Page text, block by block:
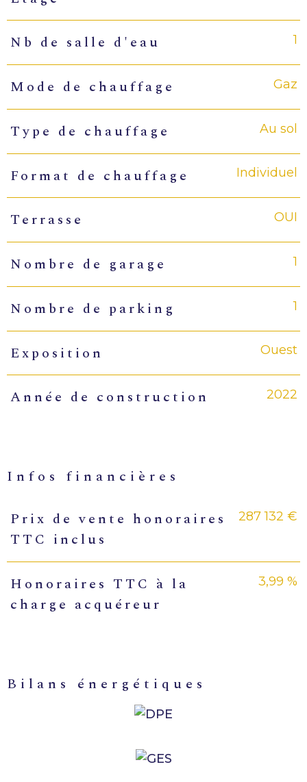
Nb de salle d'eau 1
Mode de chauffage Gaz
Type de chauffage Au sol
Format de chauffage Individuel
Terrasse OUI
Nombre de garage 1
Nombre de parking 1
Exposition Ouest
Année de construction 2022
infos financières
Caractéristiques Valeurs
Prix de vente honoraires
TTC inclus
287 132 €
Honoraires TTC à la
charge acquéreur
3,99 %
bilans énergétiques